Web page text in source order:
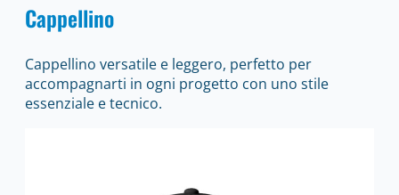
Cappellino
Cappellino versatile e leggero, perfetto per
accompagnarti in ogni progetto con uno stile
essenziale e tecnico.